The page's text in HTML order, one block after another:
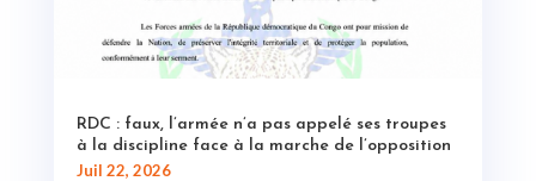
RDC : faux, l’armée n’a pas appelé ses troupes
à la discipline face à la marche de l’opposition
Juil 22, 2026